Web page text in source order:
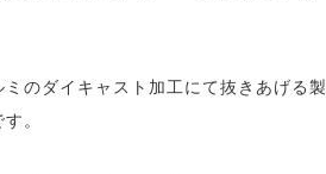
のダイキャスト加工にて抜きあげる製
。